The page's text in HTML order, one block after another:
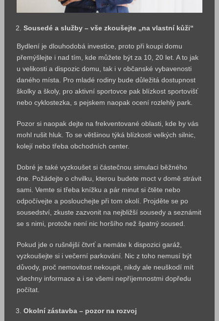
Sousedé a služby – vše zkoušejte „na vlastní kůži“
Bydlení je dlouhodobá investice, proto při koupi domu
přemýšlejte i nad tím, kde můžete být za 10, 20 let. A to jak
u velikosti a dispozic domu, tak i v občanské vybavenosti
daného místa. Pro mladé rodiny bude důležitá dostupnost
školky a školy, pro aktivní sportovce pak blízkost sportovišť
nebo cyklostezka, s pejskem naopak ocení rozlehlý park.
Pozor si naopak dejte na frekventované oblasti, kde by vás
mohl rušit hluk. To se většinou týká blízkosti velkých silnic,
kolejí nebo třeba obchodních center.
Dobré je také vyzkoušet si částečnou simulaci běžného
dne. Požádejte o chvilku, kterou budete moct v domě strávit
sami. Vemte si třeba knížku a pár minut si čtěte nebo
odpočívejte a poslouchejte při tom okolí. Projděte se po
sousedství, zkuste zazvonit na nejbližší sousedy a seznámit
se s nimi, protože není nic horšího než špatný soused.
Pokud jde o rušnější čtvrť a nemáte k dispozici garáž,
vyzkoušejte si i večerní parkování. Nic z toho nemusí být
důvody, proč nemovitost nekoupit, nikdy ale neuškodí mít
všechny informace a i se všemi nepříjemnostmi dopředu
počítat.
Okolní zástavba – pozor na rozvoj